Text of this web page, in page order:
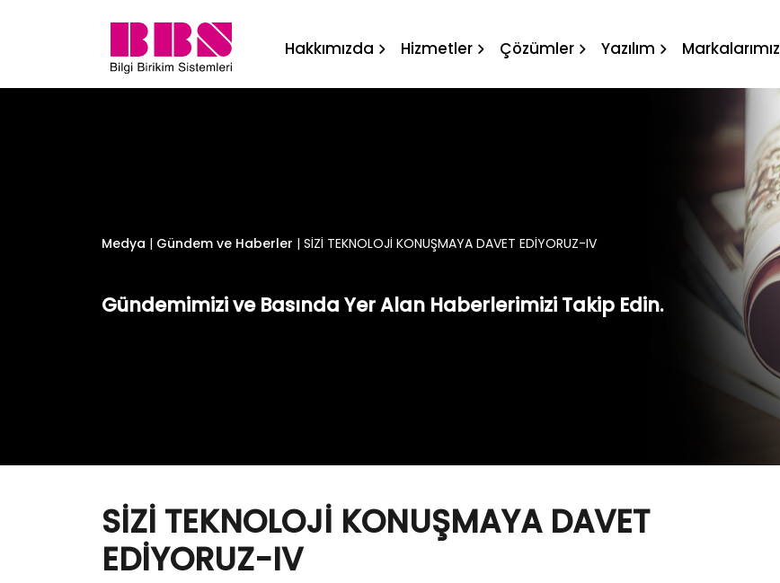
SİZİ TEKNOLOJİ KONUŞMAYA DAVET EDİYORUZ-IV
Hakkımızda Hizmetler Çözümler Yazılım Markalarımız
Medya | Gündem ve Haberler | SİZİ TEKNOLOJİ KONUŞMAYA DAVET EDİYORUZ-IV
Gündemimizi ve Basında Yer Alan Haberlerimizi Takip Edin.
SİZİ TEKNOLOJİ KONUŞMAYA DAVET
EDİYORUZ-IV